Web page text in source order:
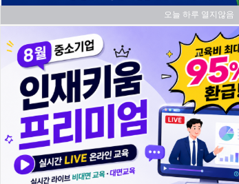
KITA소개
오늘 하루 열지않음